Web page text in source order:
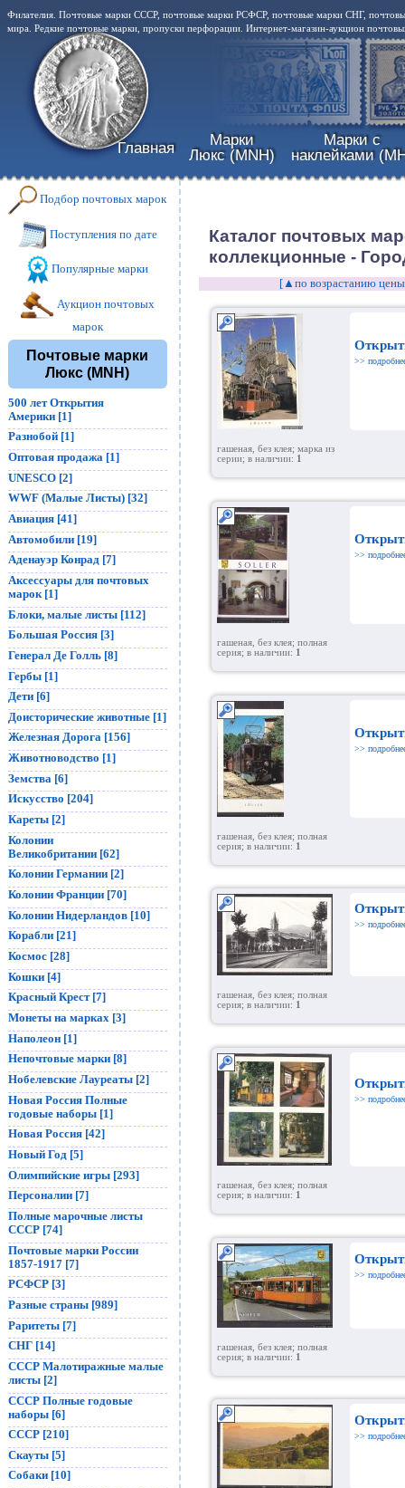
Филателия. Почтовые марки СССР, почтовые марки РСФСР, почтовые марки СНГ,
мира. Редкие почтовые марки, пропуски перфорации. Интернет-магазин-аукцион
Главная
Марки
Люкс (MNH)
Марки с
наклейками
Подбор почтовых марок
Поступления по дате
Популярные марки
Аукцион почтовых
марок
Почтовые марки
Люкс (MNH)
500 лет Открытия
Америки [1]
Разнобой [1]
Оптовая продажа [1]
UNESCO [2]
WWF (Малые Листы) [32]
Авиация [41]
Автомобили [19]
Аденауэр Конрад [7]
Аксессуары для почтовых
марок [1]
Блоки, малые листы [112]
Большая Россия [3]
Генерал Де Голль [8]
Гербы [1]
Дети [6]
Доисторические животные [1]
Железная Дорога [156]
Животноводство [1]
Земства [6]
Искусство [204]
Кареты [2]
Колонии
Великобритании [62]
Колонии Германии [2]
Колонии Франции [70]
Колонии Нидерландов [10]
Корабли [21]
Космос [28]
Кошки [4]
Красный Крест [7]
Монеты на марках [3]
Наполеон [1]
Непочтовые марки [8]
Нобелевские Лауреаты [2]
Новая Россия Полные
годовые наборы [1]
Новая Россия [42]
Новый Год [5]
Олимпийские игры [293]
Персоналии [7]
Полные марочные листы
СССР [74]
Почтовые марки России
1857-1917 [7]
РСФСР [3]
Разные страны [989]
Раритеты [7]
СНГ [14]
СССР Малотиражные малые
листы [2]
СССР Полные годовые
наборы [6]
СССР [210]
Скауты [5]
Собаки [10]
Каталог почтовых
коллекционные -
[▲по возрастанию
>>
гашеная, без клея; марка из
серии; в наличии: 1
>>
гашеная, без клея; полная
серия; в наличии: 1
>>
гашеная, без клея; полная
серия; в наличии: 1
>>
гашеная, без клея; полная
серия; в наличии: 1
>>
гашеная, без клея; полная
серия; в наличии: 1
>>
гашеная, без клея; полная
серия; в наличии: 1
>>